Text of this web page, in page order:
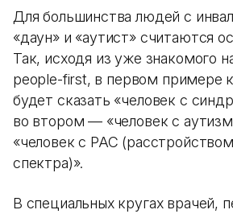
Для большинства людей с
«даун» и «аутист» считаются
Так, исходя из уже знакомого
people-first, в первом примере
будет сказать «человек с
во втором — «человек с
«человек с РАС
спектра)».
В специальных кругах врачей,